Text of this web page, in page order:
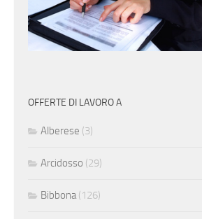
OFFERTE DI LAVORO A
Alberese (3)
Arcidosso (29)
Bibbona(126)